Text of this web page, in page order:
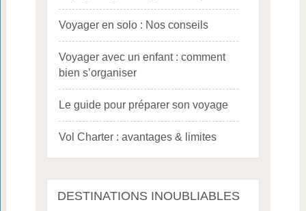
Voyager en solo : Nos conseils
Voyager avec un enfant : comment
bien s’organiser
Le guide pour préparer son voyage
Vol Charter : avantages & limites
DESTINATIONS INOUBLIABLES